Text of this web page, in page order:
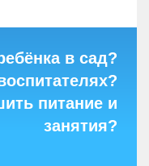
в сад?
питание и
занятия?